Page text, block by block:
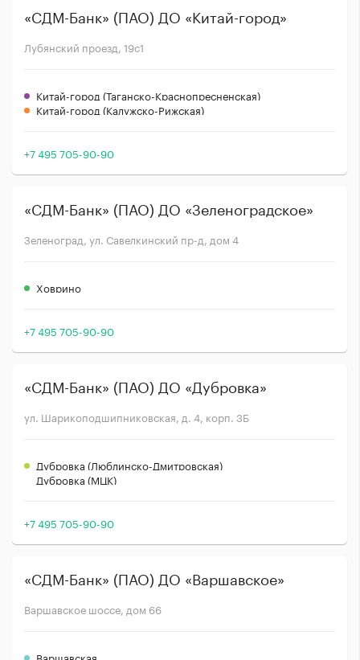
«СДМ-Банк» (ПАО) ДО «Китай-город»
Лубянский проезд, 19с1
Китай-город (Таганско-Краснопресненская)
Китай-город (Калужско-Рижская)
+7 495 705-90-90
«СДМ-Банк» (ПАО) ДО «Зеленоградское»
Зеленоград, ул. Савелкинский пр-д, дом 4
Ховрино
+7 495 705-90-90
«СДМ-Банк» (ПАО) ДО «Дубровка»
ул. Шарикоподшипниковская, д. 4, корп. 3Б
Дубровка (Люблинско-Дмитровская)
Дубровка (МЦК)
+7 495 705-90-90
«СДМ-Банк» (ПАО) ДО «Варшавское»
Варшавское шоссе, дом 66
Варшавская